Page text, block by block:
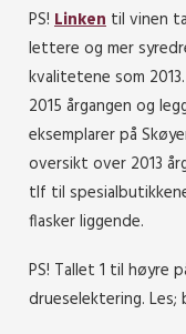
PS! Linken til vinen
lettere og mer
kvalitetene som
2015 årgangen og
eksemplarer på
oversikt over 2013
tlf til
flasker liggende.
PS! Tallet 1 til
drueselektering.